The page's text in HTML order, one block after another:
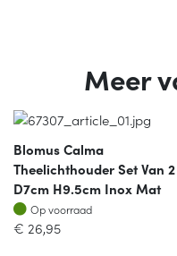
Meer
Blomus Calma
Theelichthouder Set Van 2
D7cm H9.5cm Inox Mat
Op voorraad
Op voorraad
€ 26,95